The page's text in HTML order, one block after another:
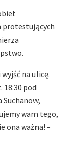
protestujących
na ulicę.
pod
wam tego,
ona ważna! –